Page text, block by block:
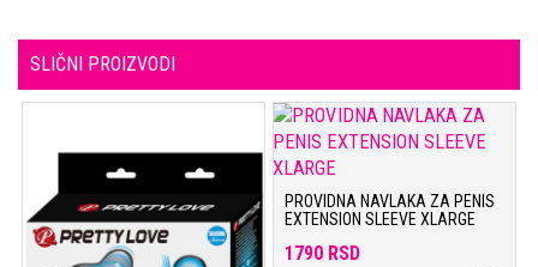
SLIČNI PROIZVODI
PROVIDNA NAVLAKA ZA PENIS
EXTENSION SLEEVE XLARGE
1790 RSD